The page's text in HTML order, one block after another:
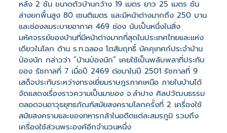
หลัง 2 ชั้น ขนาดตัวบ้านกว้าง 19 เมตร ยาว 25 เมตร ชั้น
ล่างยกพื้นสูง 80 เซนติเมตร และมีหน้าต่างมากถึง 250 บาน
และช่องลมระบายอากาศ 469 ช่อง นับเป็นหนึ่งในสิ่ง
มหัศจรรย์ของบ้านที่มีหน้าต่างมากที่สุดในประเทศไทยและแห่ง
เดียวในโลก ด้าน ร.ท.ฉลอง โตสัมฤทธิ์ มัคคุเทศก์ประจําบ้าน
ป่องนัก กล่าวว่า “บ้านป่องนัก” เคยใช้เป็นพลับพลาที่ประทับ
ของ รัชกาลที่ 7 เมื่อปี 2469 ต่อมาในปี 2501 รัชกาลที่ 9
เสด็จประทับระหว่างทรงเยี่ยมราษฎรภาคเหนือ ภายในบ้านได้
จัดแสดงเรื่องราวความเป็นมาของ จ.ลำปาง ศิลปวัฒนธรรม
ตลอดจนอาวุธยุทธภัณฑ์สมัยสงครามโลกครั้งที่ 2 เครื่องใช้
สมัยสงครามและของทหารกล้าในอดีตแต่ละสมรภูมิ รวมถึง
เครื่องใช้ส่วนพระองค์อีกจำนวนหนึ่ง